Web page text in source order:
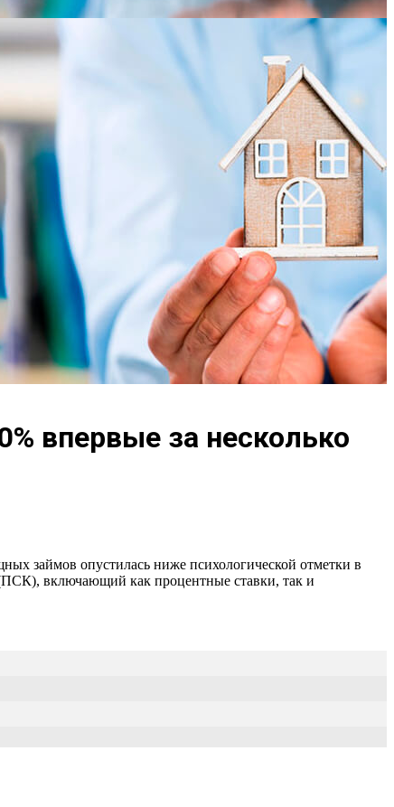
впервые за несколько
займов опустилась ниже психологической отметки в
включающий как процентные ставки, так и